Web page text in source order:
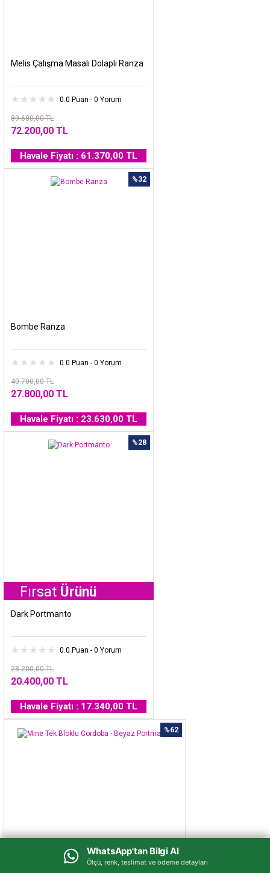
WhatsApp'tan Bilgi Al
Ölçü, renk, teslimat ve ödeme detayları
Melis Çalışma Masalı Dolaplı Ranza
0.0 Puan - 0 Yorum
89.600,00 TL
72.200,00 TL
Havale Fiyatı : 61.370,00 TL
%32
Bombe Ranza
0.0 Puan - 0 Yorum
40.700,00 TL
27.800,00 TL
Havale Fiyatı : 23.630,00 TL
%28
Ürünü
Dark Portmanto
0.0 Puan - 0 Yorum
28.200,00 TL
20.400,00 TL
Havale Fiyatı : 17.340,00 TL
%62
WhatsApp'tan Bilgi Al
Ölçü, renk, teslimat ve ödeme detayları